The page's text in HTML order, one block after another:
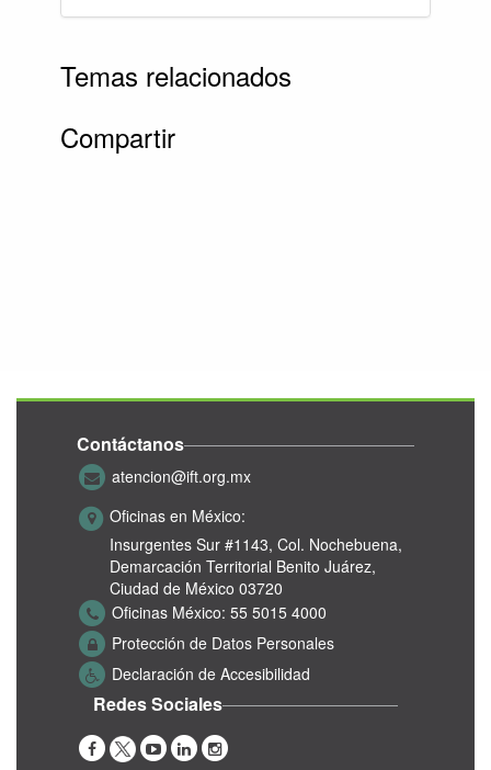
Temas relacionados
Compartir
Contáctanos
atencion@ift.org.mx
Oficinas en México:
Insurgentes Sur #1143, Col. Nochebuena,
Demarcación Territorial Benito Juárez,
Ciudad de México 03720
Oficinas México: 55 5015 4000
Protección de Datos Personales
Declaración de Accesibilidad
Redes Sociales